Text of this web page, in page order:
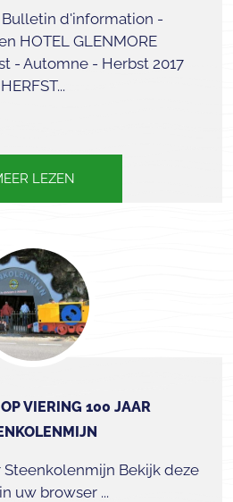
d'information -
HOTEL GLENMORE
- Automne - Herbst 2017
HERFST...
LEZEN
VIERING 100 JAAR
Steenkolenmijn Bekijk deze
uw browser ...